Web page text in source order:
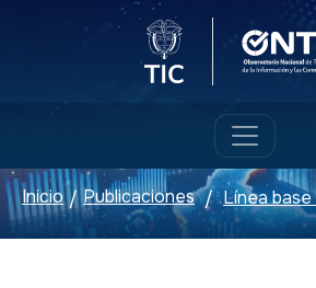
Logo del
Inicio / Publicaciones / Línea